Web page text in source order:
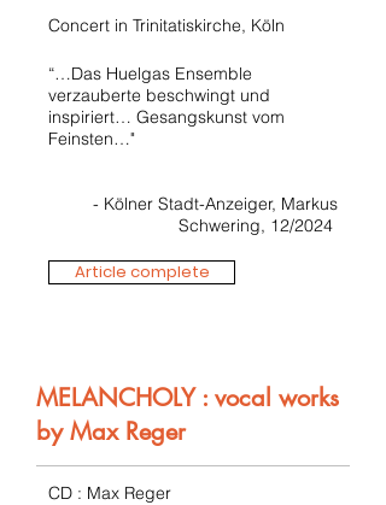
Concert in Trinitatiskirche, Köln
“…Das Huelgas Ensemble
verzauberte beschwingt und
inspiriert… Gesangskunst vom
Feinsten…"
- Kölner Stadt-Anzeiger, Markus
Schwering, 12/2024
Article complete
MELANCHOLY : vocal works
by Max Reger
CD : Max Reger